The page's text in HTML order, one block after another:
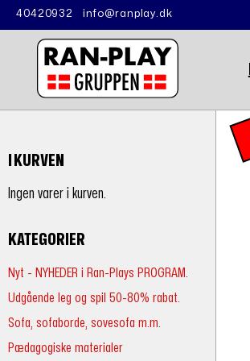
40420932 info@ranplay.dk
I KURVEN
Ingen varer i kurven.
KATEGORIER
Nyt - NYHEDER i Ran-Plays PROGRAM.
Udgående leg og spil 50-80% rabat.
Sofa, sofaborde, sovesofa m.m.
Pædagogiske materialer